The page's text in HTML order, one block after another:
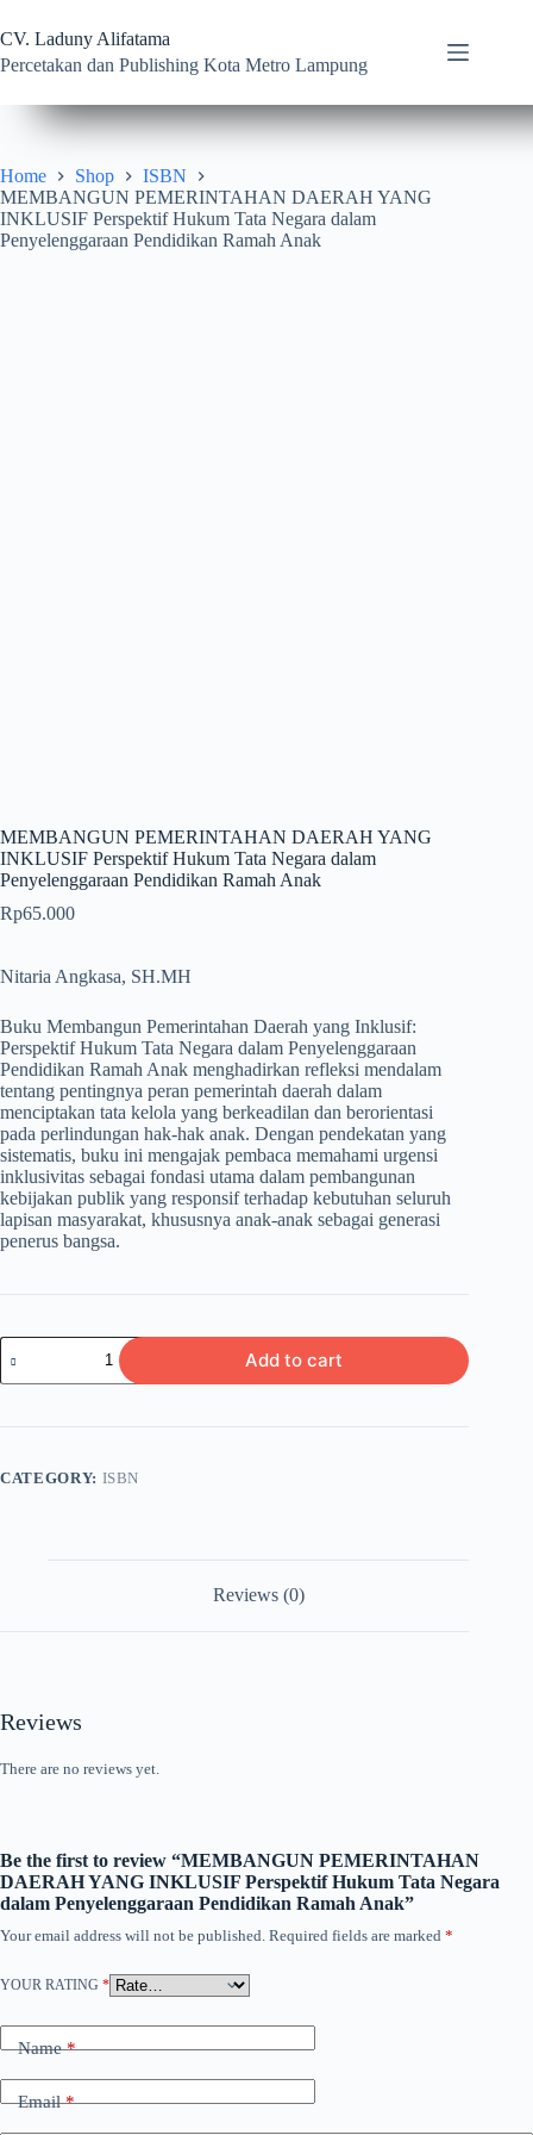
to
content
CV. Laduny Alifatama
Percetakan dan Publishing Kota Metro Lampung
Home Shop
ISBN
MEMBANGUN PEMERINTAHAN DAERAH YANG
INKLUSIF Perspektif Hukum Tata Negara dalam
Penyelenggaraan Pendidikan Ramah Anak
MEMBANGUN PEMERINTAHAN DAERAH YANG
INKLUSIF Perspektif Hukum Tata Negara dalam
Penyelenggaraan Pendidikan Ramah Anak
Rp65.000
Nitaria Angkasa, SH.MH
Buku Membangun Pemerintahan Daerah yang Inklusif:
Perspektif Hukum Tata Negara dalam Penyelenggaraan
Pendidikan Ramah Anak menghadirkan refleksi mendalam
tentang pentingnya peran pemerintah daerah dalam
menciptakan tata kelola yang berkeadilan dan berorientasi
pada perlindungan hak-hak anak. Dengan pendekatan yang
sistematis, buku ini mengajak pembaca memahami urgensi
inklusivitas sebagai fondasi utama dalam pembangunan
kebijakan publik yang responsif terhadap kebutuhan seluruh
lapisan masyarakat, khususnya anak-anak sebagai generasi
penerus bangsa.
MEMBANGUN
PEMERINTAHAN
DAERAH
INKLUSIF
Tata
Pendidikan
quantity
Add to cart
CATEGORY: ISBN
Reviews (0)
Reviews
There are no reviews yet.
Be the first to review “MEMBANGUN PEMERINTAHAN
DAERAH YANG INKLUSIF Perspektif Hukum Tata Negara
dalam Penyelenggaraan Pendidikan Ramah Anak”
Your email address will not be published. Required fields are marked *
YOUR RATING *
Name*
Email*